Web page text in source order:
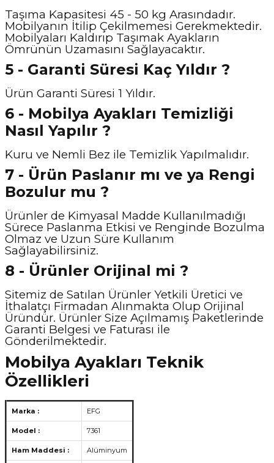
Taşıma Kapasitesi 45 - 50 kg Arasındadır.
Mobilyanın İtilip Çekilmemesi Gerekmektedir.
Mobilyaları Kaldırıp Taşımak Ayakların
Ömrünün Uzamasını Sağlayacaktır.
5 - Garanti Süresi Kaç Yıldır ?
Ürün Garanti Süresi 1 Yıldır.
6 - Mobilya Ayakları Temizliği
Nasıl Yapılır ?
Kuru ve Nemli Bez ile Temizlik Yapılmalıdır.
7 - Ürün Paslanır mı ve ya Rengi
Bozulur mu ?
Ürünler de Kimyasal Madde Kullanılmadığı
Sürece Paslanma Etkisi ve Renginde Bozulma
Olmaz ve Uzun Süre Kullanım
Sağlayabilirsiniz.
8 - Ürünler Orijinal mi ?
Sitemiz de Satılan Ürünler Yetkili Üretici ve
İthalatçı Firmadan Alınmakta Olup Orijinal
Üründür. Ürünler Size Açılmamış Paketlerinde
Garanti Belgesi ve Faturası ile
Gönderilmektedir.
Mobilya Ayakları Teknik
Özellikleri
Marka : EFG
Model : 7361
Ham Maddesi : Alüminyum